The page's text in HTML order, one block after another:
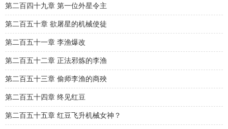
第二百四十九章 第一位外星令主
第二百五十章 欲屠星的机械使徒
第二百五十一章 李渔爆改
第二百五十二章 正法邪炼的李渔
第二百五十三章 偷师李渔的商殃
第二百五十四章 终见红豆
第二百五十五章 红豆飞升机械女神？